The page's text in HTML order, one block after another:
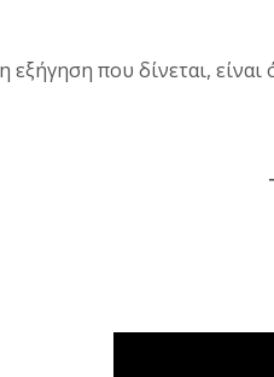
εξήγηση που δίνεται,